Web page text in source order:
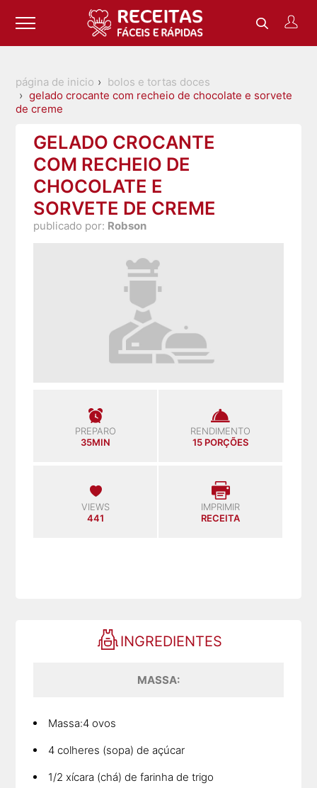
página de inicio
bolos e tortas doces
gelado crocante com recheio de chocolate e sorvete
de creme
GELADO CROCANTE
COM RECHEIO DE
CHOCOLATE E
SORVETE DE CREME
publicado por: Robson
PREPARO
35MIN
RENDIMENTO
15 PORÇÕES
VIEWS
441
IMPRIMIR
RECEITA
INGREDIENTES
MASSA:
Massa:4 ovos
4 colheres (sopa) de açúcar
1/2 xícara (chá) de farinha de trigo